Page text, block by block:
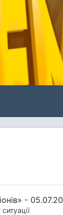
-
ситуації